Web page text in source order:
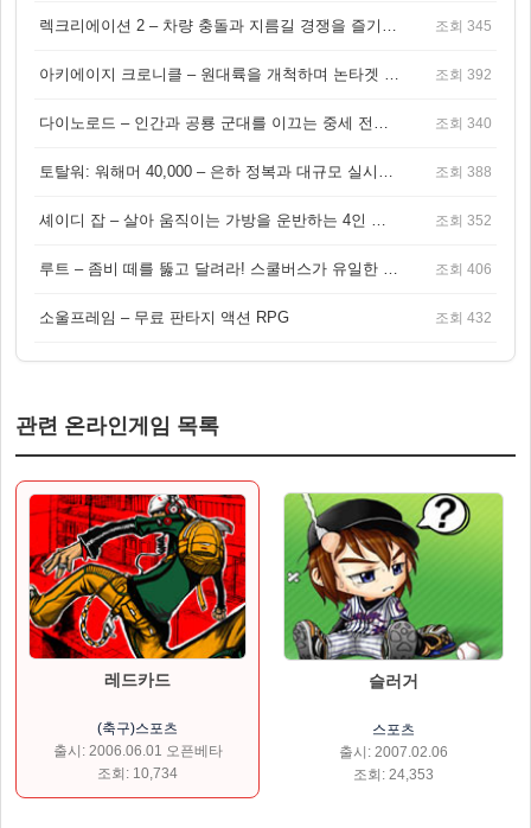
렉크리에이션 2 – 차량 충돌과 지름길 경쟁을 즐기는 오픈월드 아케이드 레이싱 게임 조회 345
아키에이지 크로니클 – 원대륙을 개척하며 논타겟 전투를 즐기는 오픈월드 MMORPG 조회 392
다이노로드 – 인간과 공룡 군대를 이끄는 중세 전략 액션 RPG 조회 340
토탈워: 워해머 40,000 – 은하 정복과 대규모 실시간 전투가 결합된 전략 게임! 조회 388
셰이디 잡 – 살아 움직이는 가방을 운반하는 4인 협동 물리 어드벤처 게임 조회 352
루트 – 좀비 떼를 뚫고 달려라! 스쿨버스가 유일한 집이 되는 4인 협동 생존 게임 조회 406
소울프레임 – 무료 판타지 액션 RPG 조회 432
관련 온라인게임 목록
레드카드
(축구)스포츠
출시: 2006.06.01 오픈베타
조회: 10,734
슬러거
스포츠
출시: 2007.02.06
조회: 24,353